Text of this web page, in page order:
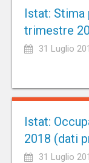
Istat: Stima
trimestre
31 Luglio
Istat:
2018 (dati
31 Luglio